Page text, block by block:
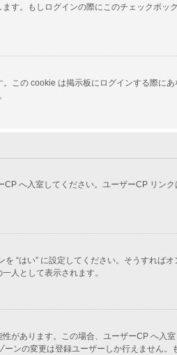
す。もしログインの際にこのチェックボ
この cookie は掲示板にログインする際に
へ入室してください。ユーザーCP リン
“はい” に設定してください。そうすれば
人として表示されます。
あります。この場合、ユーザーCP へ入
ンの変更は登録ユーザーしか行えません